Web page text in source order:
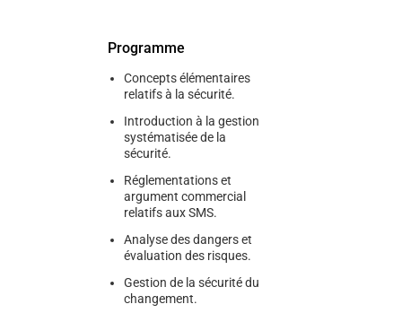
Programme
Concepts élémentaires
relatifs à la sécurité.
Introduction à la gestion
systématisée de la
sécurité.
Réglementations et
argument commercial
relatifs aux SMS.
Analyse des dangers et
évaluation des risques.
Gestion de la sécurité du
changement.